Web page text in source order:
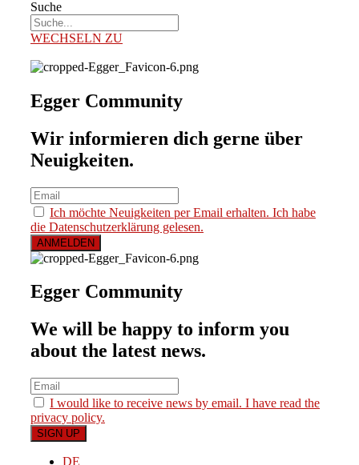
Suche
WECHSELN ZU
Egger Community
Wir informieren dich gerne über
Neuigkeiten.
Ich möchte Neuigkeiten per Email erhalten. Ich habe
die Datenschutzerklärung gelesen.
Egger Community
We will be happy to inform you
about the latest news.
I would like to receive news by email. I have read the
privacy policy.
DE